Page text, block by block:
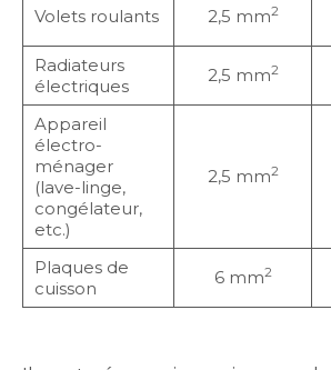
Volets roulants 2,5 mm2
Radiateurs
électriques
2,5 mm2
Appareil
électro-
ménager
(lave-linge,
congélateur,
etc.)
2,5 mm2
Plaques de
cuisson
6 mm2